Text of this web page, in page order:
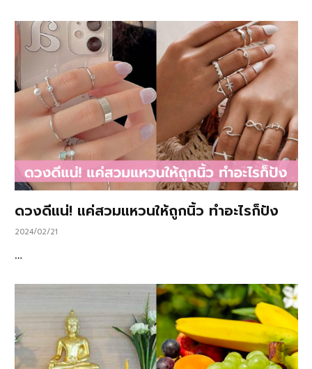
ดวงดีแน่! แค่สวมแหวนให้ถูกนิ้ว ทำอะไรก็ปัง
2024/02/21
…